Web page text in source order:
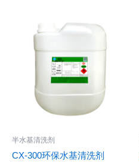
半水基清洗剂
CX-300环保水基清洗剂